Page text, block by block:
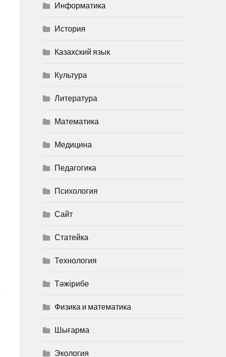
Информатика
История
Казахский язык
Культура
Литература
Математика
Медицина
Педагогика
Психология
Сайт
Статейка
Технология
Тәжірибе
Физика и математика
Шығарма
Экология